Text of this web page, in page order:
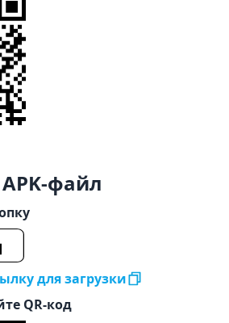
файл
для загрузки
QR-код